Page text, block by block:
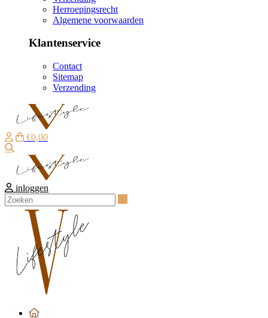
Herroepingsrecht
Algemene voorwaarden
Klantenservice
Contact
Sitemap
Verzending
€0,00
inloggen